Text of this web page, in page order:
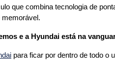
que combina tecnologia de
memorável.
e a Hyundai está na
para ficar por dentro de todo o